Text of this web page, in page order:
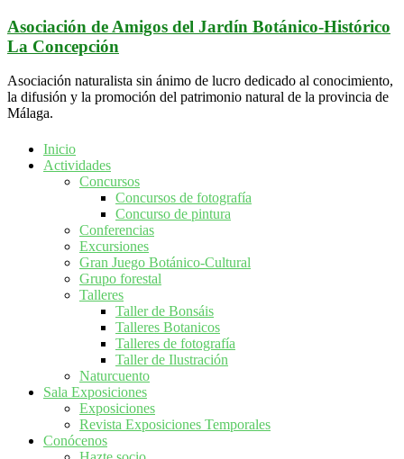
Saltar
al
contenido
Asociación de Amigos del Jardín Botánico-Histórico
La Concepción
Asociación naturalista sin ánimo de lucro dedicado al conocimiento,
la difusión y la promoción del patrimonio natural de la provincia de
Málaga.
Inicio
Actividades
Concursos
Concursos de fotografía
Concurso de pintura
Conferencias
Excursiones
Gran Juego Botánico-Cultural
Grupo forestal
Talleres
Taller de Bonsáis
Talleres Botanicos
Talleres de fotografía
Taller de Ilustración
Naturcuento
Sala Exposiciones
Exposiciones
Revista Exposiciones Temporales
Conócenos